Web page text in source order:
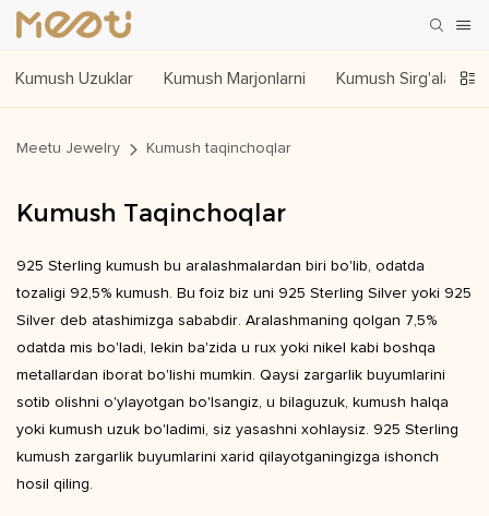
Kumush Uzuklar Kumush Marjonlarni Kumush Sirg'alar
Meetu Jewelry Kumush taqinchoqlar
Kumush Taqinchoqlar
925 Sterling kumush bu aralashmalardan biri bo'lib, odatda
tozaligi 92,5% kumush. Bu foiz biz uni 925 Sterling Silver yoki 925
Silver deb atashimizga sababdir. Aralashmaning qolgan 7,5%
odatda mis bo'ladi, lekin ba'zida u rux yoki nikel kabi boshqa
metallardan iborat bo'lishi mumkin. Qaysi zargarlik buyumlarini
sotib olishni o'ylayotgan bo'lsangiz, u bilaguzuk, kumush halqa
yoki kumush uzuk bo'ladimi, siz yasashni xohlaysiz. 925 Sterling
kumush zargarlik buyumlarini xarid qilayotganingizga ishonch
hosil qiling.